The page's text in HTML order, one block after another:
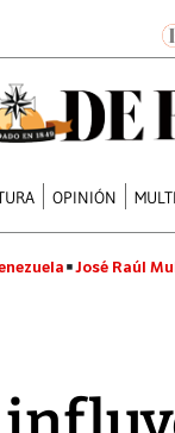
OPINIÓN
José Raúl